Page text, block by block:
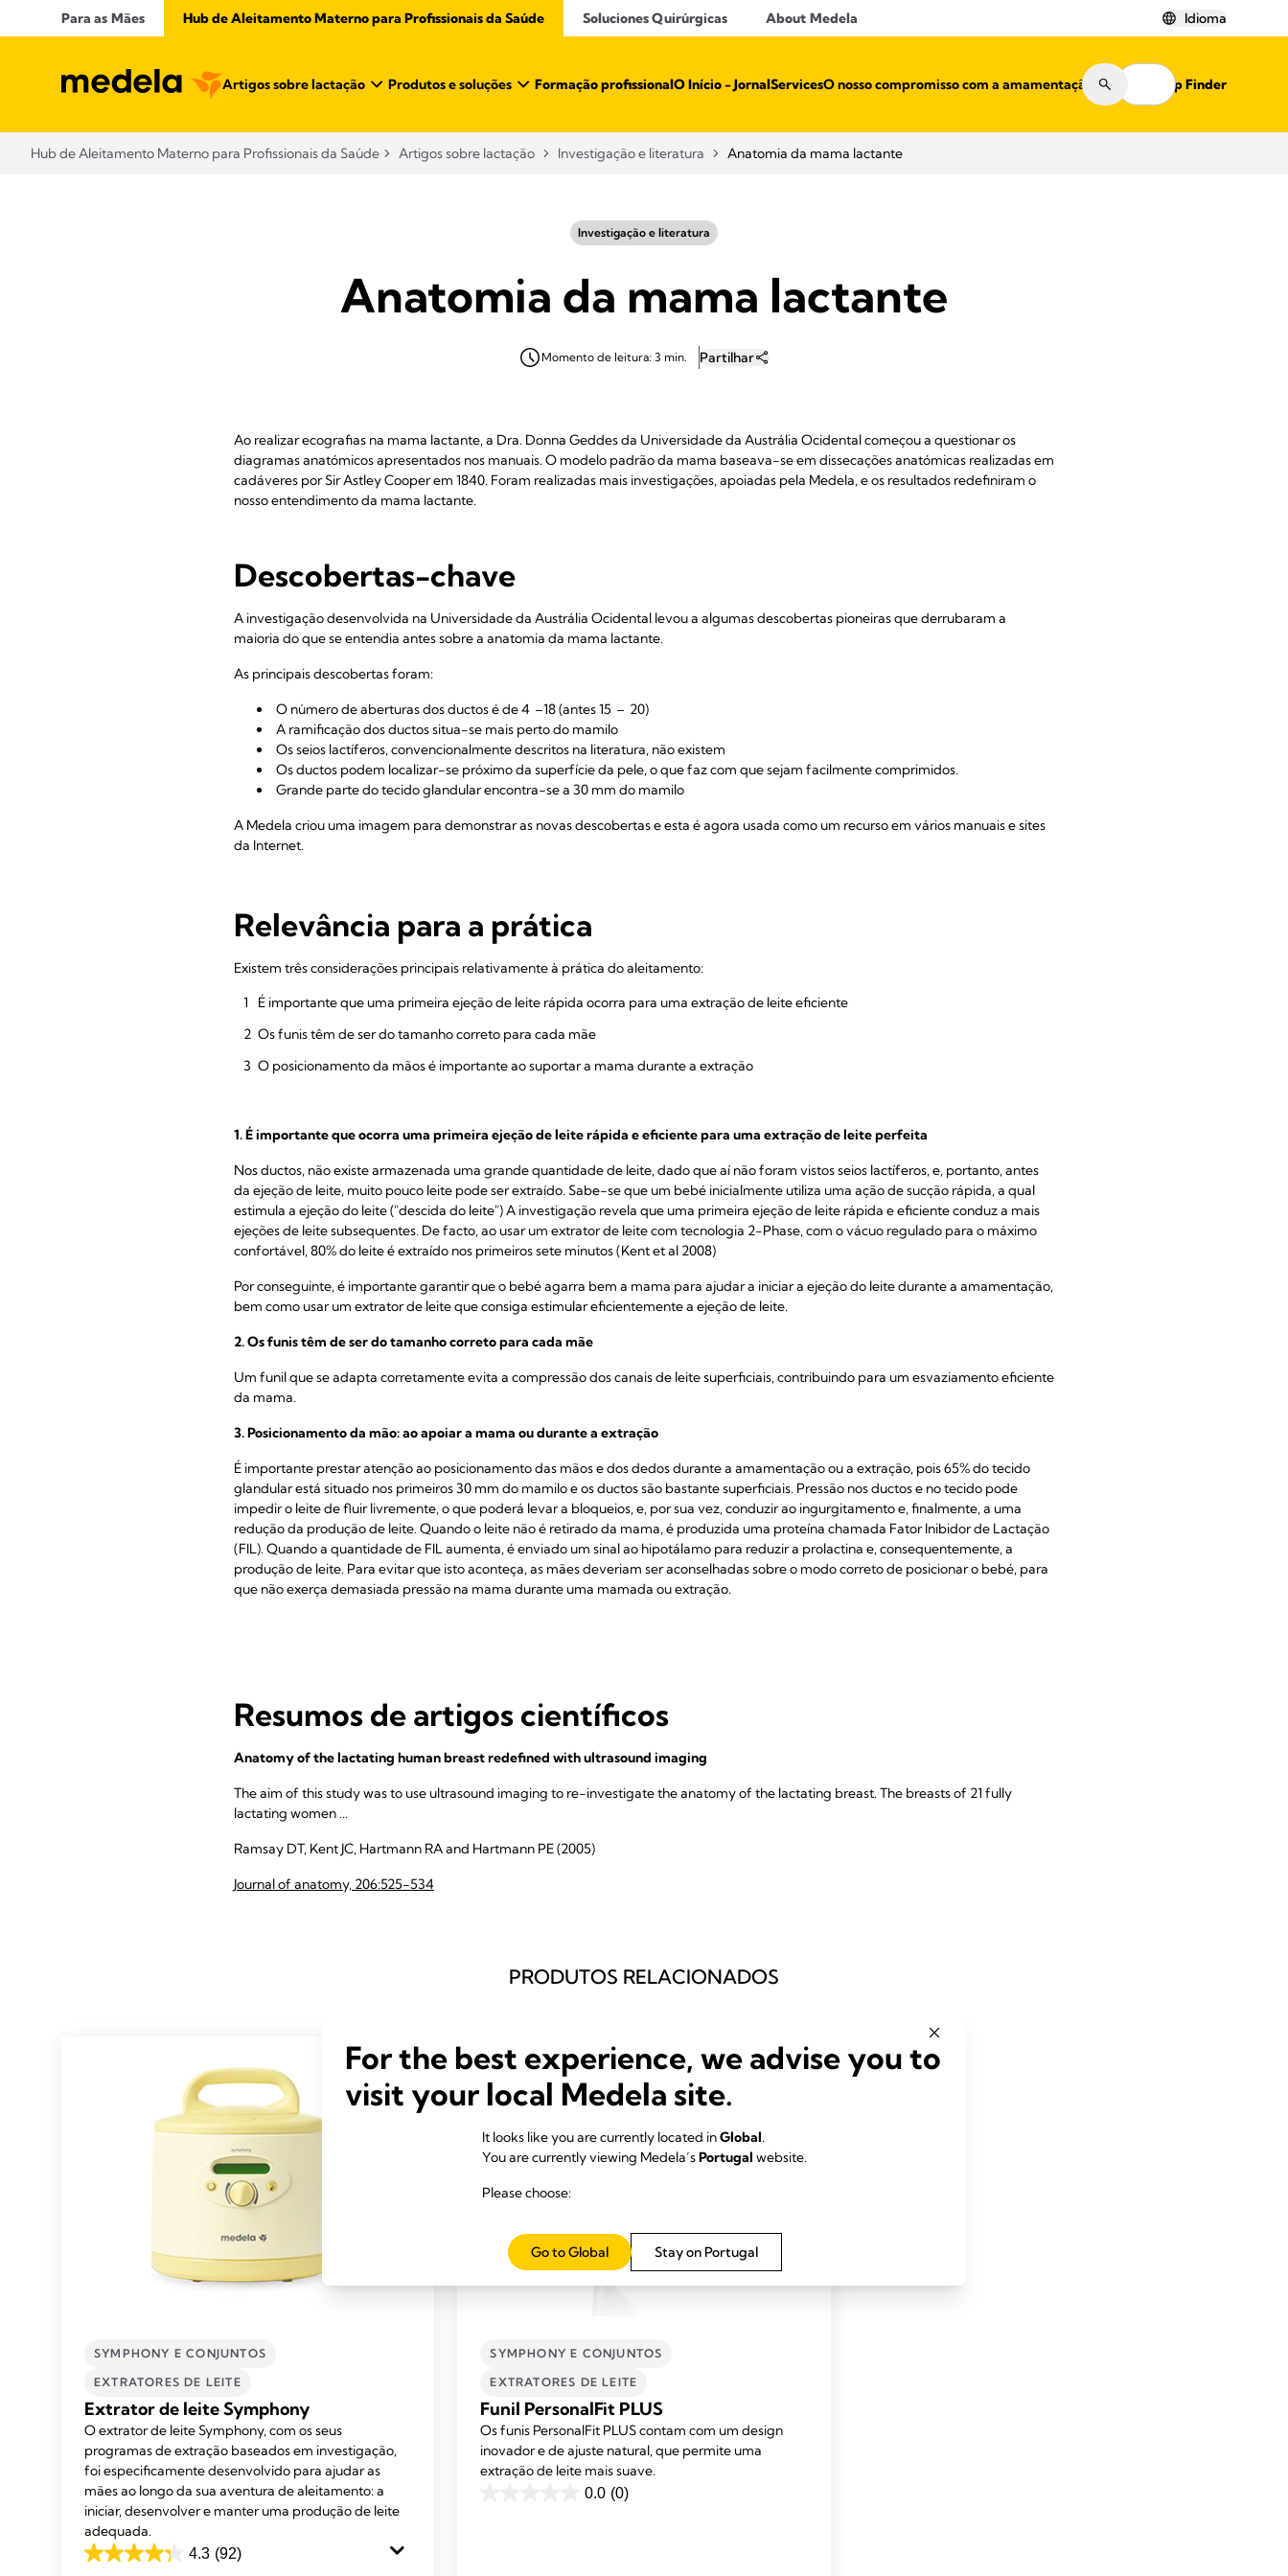
Para as Mães Hub de Aleitamento Materno para Profissionais da Saúde​ Soluciones Quirúrgicas About Medela Idioma
Artigos sobre lactação Produtos e soluções Formação profissionalO Início - JornalServicesO nosso compromisso com a amamentação Shop Finder
Hub de Aleitamento Materno para Profissionais da Saúde​ Artigos sobre lactação Investigação e literatura Anatomia da mama lactante
Investigação e literatura
Anatomia da mama lactante
Momento de leitura: 3 min. Partilhar
Ao realizar ecografias na mama lactante, a Dra. Donna Geddes da Universidade da Austrália Ocidental começou a questionar os
diagramas anatómicos apresentados nos manuais. O modelo padrão da mama baseava-se em dissecações anatómicas realizadas em
cadáveres por Sir Astley Cooper em 1840. Foram realizadas mais investigações, apoiadas pela Medela, e os resultados redefiniram o
nosso entendimento da mama lactante.
Descobertas-chave
A investigação desenvolvida na Universidade da Austrália Ocidental levou a algumas descobertas pioneiras que derrubaram a
maioria do que se entendia antes sobre a anatomia da mama lactante.
As principais descobertas foram:
O número de aberturas dos ductos é de 4 –18 (antes 15 – 20)
A ramificação dos ductos situa-se mais perto do mamilo
Os seios lactíferos, convencionalmente descritos na literatura, não existem
Os ductos podem localizar-se próximo da superfície da pele, o que faz com que sejam facilmente comprimidos.
Grande parte do tecido glandular encontra-se a 30 mm do mamilo
A Medela criou uma imagem para demonstrar as novas descobertas e esta é agora usada como um recurso em vários manuais e sites
da Internet.
Relevância para a prática
Existem três considerações principais relativamente à prática do aleitamento:
É importante que uma primeira ejeção de leite rápida ocorra para uma extração de leite eficiente
Os funis têm de ser do tamanho correto para cada mãe
O posicionamento da mãos é importante ao suportar a mama durante a extração
1. É importante que ocorra uma primeira ejeção de leite rápida e eficiente para uma extração de leite perfeita
Nos ductos, não existe armazenada uma grande quantidade de leite, dado que aí não foram vistos seios lactíferos, e, portanto, antes
da ejeção de leite, muito pouco leite pode ser extraído. Sabe-se que um bebé inicialmente utiliza uma ação de sucção rápida, a qual
estimula a ejeção do leite ("descida do leite") A investigação revela que uma primeira ejeção de leite rápida e eficiente conduz a mais
ejeções de leite subsequentes. De facto, ao usar um extrator de leite com tecnologia 2-Phase, com o vácuo regulado para o máximo
confortável, 80% do leite é extraído nos primeiros sete minutos (Kent et al 2008)
Por conseguinte, é importante garantir que o bebé agarra bem a mama para ajudar a iniciar a ejeção do leite durante a amamentação,
bem como usar um extrator de leite que consiga estimular eficientemente a ejeção de leite.
2. Os funis têm de ser do tamanho correto para cada mãe
Um funil que se adapta corretamente evita a compressão dos canais de leite superficiais, contribuindo para um esvaziamento eficiente
da mama.
3. Posicionamento da mão: ao apoiar a mama ou durante a extração
É importante prestar atenção ao posicionamento das mãos e dos dedos durante a amamentação ou a extração, pois 65% do tecido
glandular está situado nos primeiros 30 mm do mamilo e os ductos são bastante superficiais. Pressão nos ductos e no tecido pode
impedir o leite de fluir livremente, o que poderá levar a bloqueios, e, por sua vez, conduzir ao ingurgitamento e, finalmente, a uma
redução da produção de leite. Quando o leite não é retirado da mama, é produzida uma proteína chamada Fator Inibidor de Lactação
(FIL). Quando a quantidade de FIL aumenta, é enviado um sinal ao hipotálamo para reduzir a prolactina e, consequentemente, a
produção de leite. Para evitar que isto aconteça, as mães deveriam ser aconselhadas sobre o modo correto de posicionar o bebé, para
que não exerça demasiada pressão na mama durante uma mamada ou extração.
Resumos de artigos científicos
Anatomy of the lactating human breast redefined with ultrasound imaging
The aim of this study was to use ultrasound imaging to re-investigate the anatomy of the lactating breast. The breasts of 21 fully
lactating women ...
Ramsay DT, Kent JC, Hartmann RA and Hartmann PE (2005)
Journal of anatomy, 206:525-534
PRODUTOS RELACIONADOS
SYMPHONY E CONJUNTOS
EXTRATORES DE LEITE​
Extrator de leite Symphony
O extrator de leite Symphony, com os seus
programas de extração baseados em investigação,
foi especificamente desenvolvido para ajudar as
mães ao longo da sua aventura de aleitamento: a
iniciar, desenvolver e manter uma produção de leite
adequada.
4.3 (92)
4.3
SYMPHONY E CONJUNTOS
EXTRATORES DE LEITE​
Funil PersonalFit PLUS
Os funis PersonalFit PLUS contam com um design
inovador e de ajuste natural, que permite uma
extração de leite mais suave.
0.0 (0)
For the best experience, we advise you to
visit your local Medela site.
It looks like you are currently located inGlobal.
You are currently viewing Medela’sPortugal website.
Please choose:
Stay on Portugal
Go to Global